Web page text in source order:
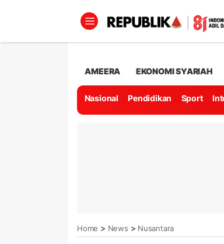
AMEERA EKONOMI SYARIAH
Nasional Pendidikan Sport
Home > News > Nusantara